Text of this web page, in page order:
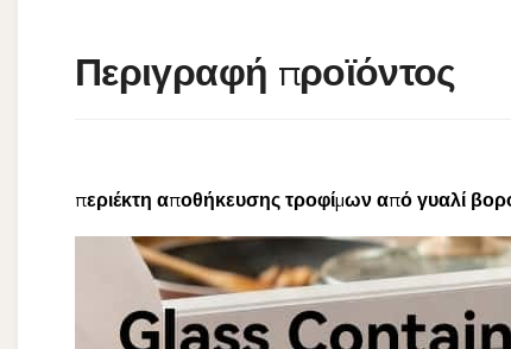
Περιγραφή προϊόντος
περιέκτη αποθήκευσης τροφίμων από γυαλί